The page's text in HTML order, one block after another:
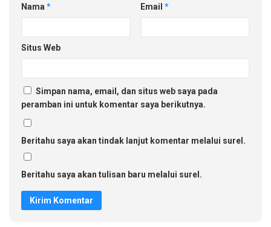
Nama * Email *
Situs Web
Simpan nama, email, dan situs web saya pada
peramban ini untuk komentar saya berikutnya.
Beritahu saya akan tindak lanjut komentar melalui surel.
Beritahu saya akan tulisan baru melalui surel.